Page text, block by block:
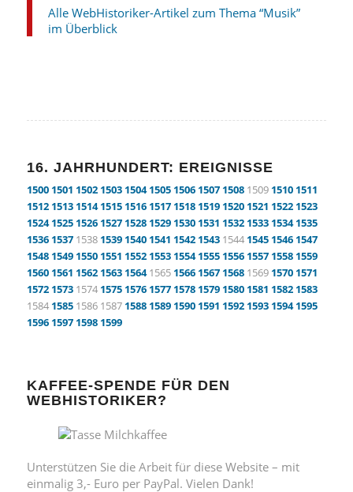
Alle WebHistoriker-Artikel zum Thema “Musik”
im Überblick
16. JAHRHUNDERT: EREIGNISSE
1500 1501 1502 1503 1504 1505 1506 1507 15081509 1510 1511
1512 1513 1514 1515 1516 1517 1518 1519 1520 1521 1522 1523
1524 1525 1526 1527 1528 1529 1530 1531 1532 1533 1534 1535
1536 15371538 1539 1540 1541 1542 15431544 1545 1546 1547
1548 1549 1550 1551 1552 1553 1554 1555 1556 1557 1558 1559
1560 1561 1562 1563 15641565 1566 1567 15681569 1570 1571
1572 15731574 1575 1576 1577 1578 1579 1580 1581 1582 1583
1584 15851586 1587 1588 1589 1590 1591 1592 1593 1594 1595
1596 1597 1598 1599
KAFFEE-SPENDE FÜR DEN
WEBHISTORIKER?
Unterstützen Sie die Arbeit für diese Website – mit
einmalig 3,- Euro per PayPal. Vielen Dank!